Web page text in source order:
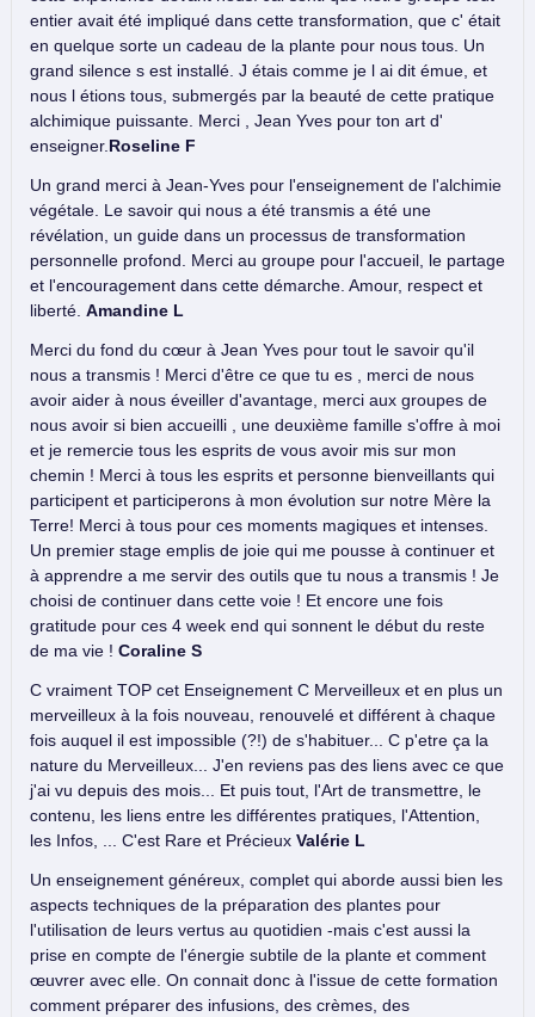
entier avait été impliqué dans cette transformation, que c' était
en quelque sorte un cadeau de la plante pour nous tous. Un
grand silence s est installé. J étais comme je l ai dit émue, et
nous l étions tous, submergés par la beauté de cette pratique
alchimique puissante. Merci , Jean Yves pour ton art d'
enseigner.Roseline F
Un grand merci à Jean-Yves pour l'enseignement de l'alchimie
végétale. Le savoir qui nous a été transmis a été une
révélation, un guide dans un processus de transformation
personnelle profond. Merci au groupe pour l'accueil, le partage
et l'encouragement dans cette démarche. Amour, respect et
liberté. Amandine L
Merci du fond du cœur à Jean Yves pour tout le savoir qu'il
nous a transmis ! Merci d'être ce que tu es , merci de nous
avoir aider à nous éveiller d'avantage, merci aux groupes de
nous avoir si bien accueilli , une deuxième famille s'offre à moi
et je remercie tous les esprits de vous avoir mis sur mon
chemin ! Merci à tous les esprits et personne bienveillants qui
participent et participerons à mon évolution sur notre Mère la
Terre! Merci à tous pour ces moments magiques et intenses.
Un premier stage emplis de joie qui me pousse à continuer et
à apprendre a me servir des outils que tu nous a transmis ! Je
choisi de continuer dans cette voie ! Et encore une fois
gratitude pour ces 4 week end qui sonnent le début du reste
de ma vie ! Coraline S
C vraiment TOP cet Enseignement C Merveilleux et en plus un
merveilleux à la fois nouveau, renouvelé et différent à chaque
fois auquel il est impossible (?!) de s'habituer... C p'etre ça la
nature du Merveilleux... J'en reviens pas des liens avec ce que
j'ai vu depuis des mois... Et puis tout, l'Art de transmettre, le
contenu, les liens entre les différentes pratiques, l'Attention,
les Infos, ... C'est Rare et Précieux Valérie L
Un enseignement généreux, complet qui aborde aussi bien les
aspects techniques de la préparation des plantes pour
l'utilisation de leurs vertus au quotidien -mais c'est aussi la
prise en compte de l'énergie subtile de la plante et comment
œuvrer avec elle. On connait donc à l'issue de cette formation
comment préparer des infusions, des crèmes, des